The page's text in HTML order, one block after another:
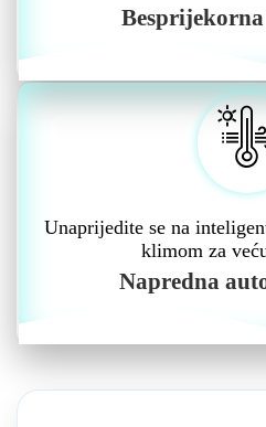
Unaprijedite se na
klimom za
Napredna